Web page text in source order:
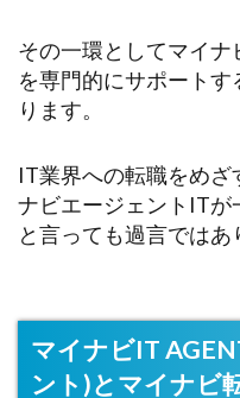
その一環としてマイ
を専門的にサポート
ります。
IT業界への転職をめざ
ナビエージェントITが
と言っても過言ではあ
マイナビIT
ント)とマイナビ